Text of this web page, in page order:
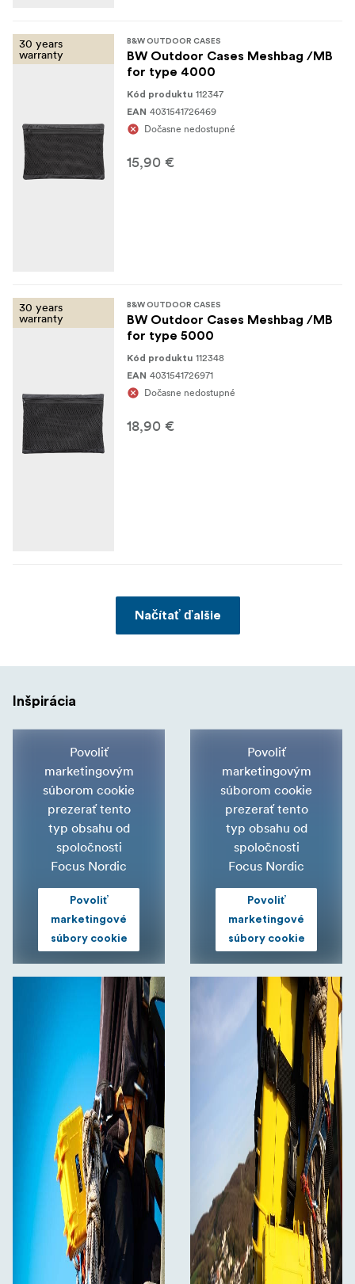
30 years
warranty
B&W OUTDOOR CASES
BW Outdoor Cases Meshbag /MB
for type 4000
Kód produktu 112347
EAN 4031541726469
Dočasne nedostupné
15,90 €
30 years
warranty
B&W OUTDOOR CASES
BW Outdoor Cases Meshbag /MB
for type 5000
Kód produktu 112348
EAN 4031541726971
Dočasne nedostupné
18,90 €
Načítať ďalšie
Inšpirácia
Povoliť
marketingovým
súborom cookie
prezerať tento
typ obsahu od
spoločnosti
Focus Nordic
Povoliť
marketingové
súbory cookie
Povoliť
marketingovým
súborom cookie
prezerať tento
typ obsahu od
spoločnosti
Focus Nordic
Povoliť
marketingové
súbory cookie